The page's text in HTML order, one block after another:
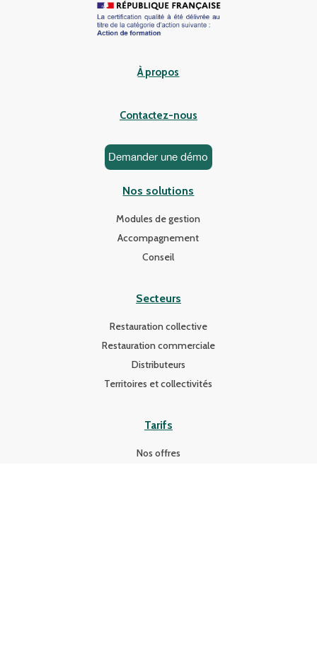
À propos
Contactez-nous
Demander une démo
Nos solutions
Modules de gestion
Accompagnement
Conseil
Secteurs
Restauration collective
Restauration commerciale
Distributeurs
Territoires et collectivités
Tarifs
Nos offres